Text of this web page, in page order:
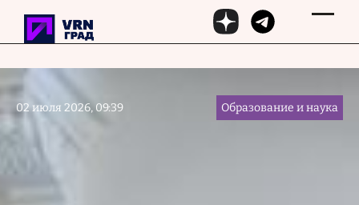
Перейти к основному содержанию
02 июля 2026, 09:39 Образование и наука